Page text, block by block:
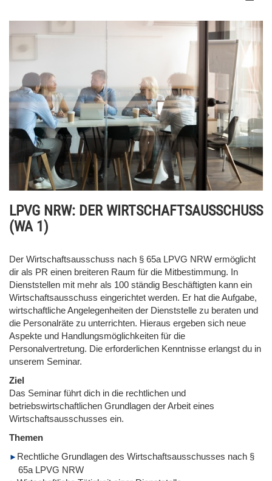
LPVG NRW: DER WIRTSCHAFTSAUSSCHUSS
(WA 1)
Der Wirtschaftsausschuss nach § 65a LPVG NRW ermöglicht
dir als PR einen breiteren Raum für die Mitbestimmung. In
Dienststellen mit mehr als 100 ständig Beschäftigten kann ein
Wirtschaftsausschuss eingerichtet werden. Er hat die Aufgabe,
wirtschaftliche Angelegenheiten der Dienststelle zu beraten und
die Personalräte zu unterrichten. Hieraus ergeben sich neue
Aspekte und Handlungsmöglichkeiten für die
Personalvertretung. Die erforderlichen Kenntnisse erlangst du in
unserem Seminar.
Ziel
Das Seminar führt dich in die rechtlichen und
betriebswirtschaftlichen Grundlagen der Arbeit eines
Wirtschaftsausschusses ein.
Themen
Rechtliche Grundlagen des Wirtschaftsausschusses nach §
65a LPVG NRW